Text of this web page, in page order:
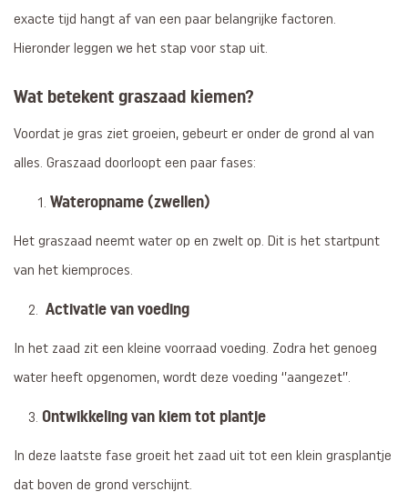
exacte tijd hangt af van een paar belangrijke factoren.
Hieronder leggen we het stap voor stap uit.
Wat betekent graszaad kiemen?
Voordat je gras ziet groeien, gebeurt er onder de grond al van
alles. Graszaad doorloopt een paar fases:
Wateropname (zwellen)
Het graszaad neemt water op en zwelt op. Dit is het startpunt
van het kiemproces.
2. Activatie van voeding
In het zaad zit een kleine voorraad voeding. Zodra het genoeg
water heeft opgenomen, wordt deze voeding ‘’aangezet’’.
3. Ontwikkeling van kiem tot plantje
In deze laatste fase groeit het zaad uit tot een klein grasplantje
dat boven de grond verschijnt.